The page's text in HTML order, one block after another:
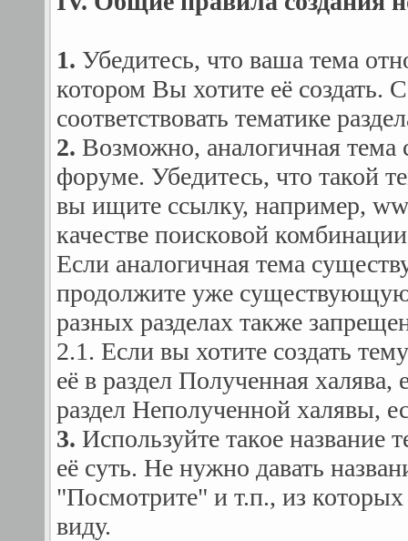
1. Убедитесь, что ваша тема
котором Вы хотите её создать.
соответствовать тематике
2. Возможно, аналогичная тема
форуме. Убедитесь, что такой
вы ищите ссылку, например,
качестве поисковой
Если аналогичная тема
продолжите уже
разных разделах также
2.1. Если вы хотите создать
её в раздел Полученная
раздел Неполученной халявы,
3. Используйте такое
её суть. Не нужно давать
"Посмотрите" и т.п., из
виду.